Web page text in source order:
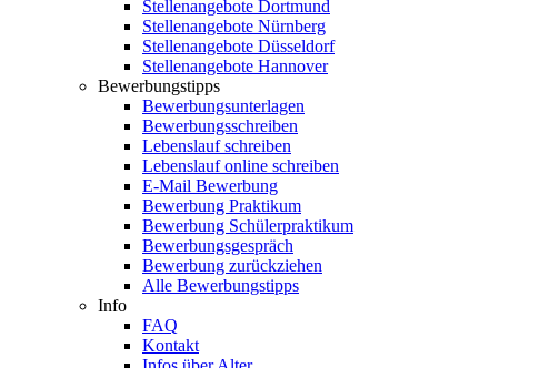
Stellenangebote Dortmund
Stellenangebote Nürnberg
Stellenangebote Düsseldorf
Stellenangebote Hannover
Bewerbungstipps
Bewerbungsunterlagen
Bewerbungsschreiben
Lebenslauf schreiben
Lebenslauf online schreiben
E-Mail Bewerbung
Bewerbung Praktikum
Bewerbung Schülerpraktikum
Bewerbungsgespräch
Bewerbung zurückziehen
Alle Bewerbungstipps
Info
FAQ
Kontakt